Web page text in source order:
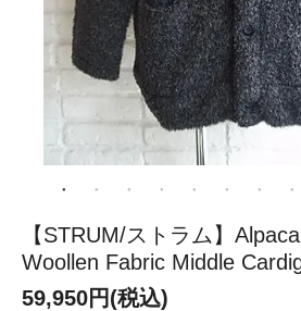
【STRUM/ストラム】
Woollen Fabric Middle
59,950円(税込)